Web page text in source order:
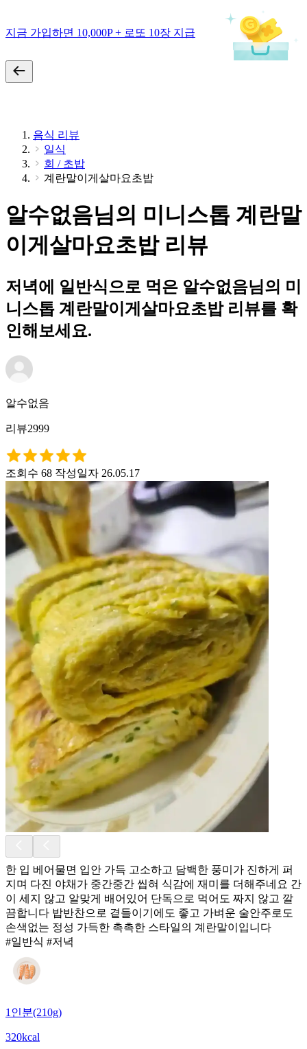
지금 가입하면 10,000P + 로또 10장 지급
음식 리뷰
일식
회 / 초밥
계란말이게살마요초밥
알수없음님의 미니스톱 계란말
이게살마요초밥 리뷰
저녁에 일반식으로 먹은 알수없음님의 미
니스톱 계란말이게살마요초밥 리뷰를 확
인해보세요.
알수없음
리뷰2999
조회수 68 작성일자 26.05.17
한 입 베어물면 입안 가득 고소하고 담백한 풍미가 진하게 퍼
지며 다진 야채가 중간중간 씹혀 식감에 재미를 더해주네요 간
이 세지 않고 알맞게 배어있어 단독으로 먹어도 짜지 않고 깔
끔합니다 밥반찬으로 곁들이기에도 좋고 가벼운 술안주로도
손색없는 정성 가득한 촉촉한 스타일의 계란말이입니다
#일반식 #저녁
1인분(210g)
320kcal